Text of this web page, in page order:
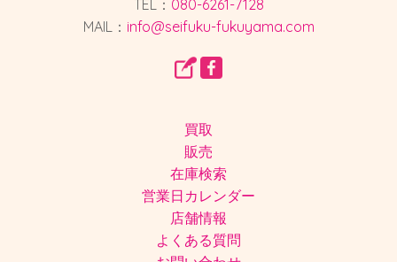
TEL： 080-6261-7128
MAIL： info@seifuku-fukuyama.com
買取
販売
在庫検索
営業日カレンダー
店舗情報
よくある質問